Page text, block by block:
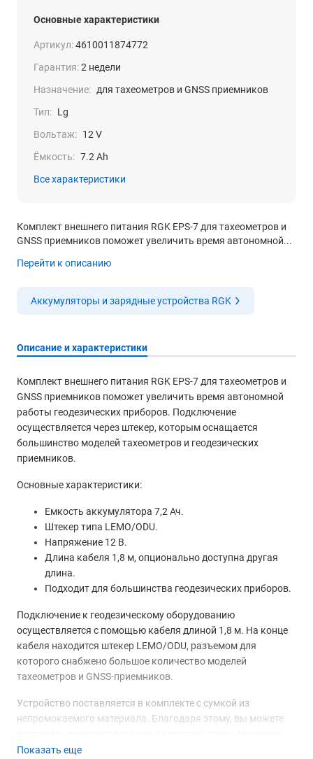
Основные характеристики
Артикул:4610011874772
Гарантия:2 недели
Назначение: для тахеометров и GNSS приемников
Тип: Lg
Вольтаж: 12 V
Ёмкость: 7.2 Ah
Все характеристики
Комплект внешнего питания RGK EPS-7 для тахеометров и
GNSS приемников поможет увеличить время автономной...
Перейти к описанию
Аккумуляторы и зарядные устройства RGK
Описание и характеристики
Комплект внешнего питания RGK EPS-7 для тахеометров и
GNSS приемников поможет увеличить время автономной
работы геодезических приборов. Подключение
осуществляется через штекер, которым оснащается
большинство моделей тахеометров и геодезических
приемников.
Основные характеристики:
Емкость аккумулятора 7,2 Ач.
Штекер типа LEMO/ODU.
Напряжение 12 В.
Длина кабеля 1,8 м, опционально доступна другая
длина.
Подходит для большинства геодезических приборов.
Подключение к геодезическому оборудованию
осуществляется с помощью кабеля длиной 1,8 м. На конце
кабеля находится штекер LEMO/ODU, разъемом для
которого снабжено большое количество моделей
тахеометров и GNSS-приемников.
Устройство поставляется в комплекте с сумкой из
непромокаемого материала. Благодаря этому, вы можете
на штатив или использовать при повышенной влажности
Показать еще